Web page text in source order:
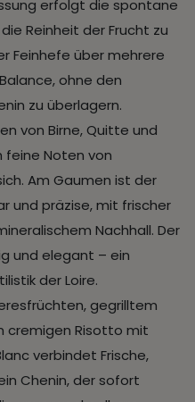
erfolgt die spontane
Reinheit der Frucht zu
Feinhefe über mehrere
ohne den
zu überlagern.
von Birne, Quitte und
feine Noten von
Am Gaumen ist der
und präzise, mit frischer
Nachhall. Der
und elegant – ein
der Loire.
gegrilltem
cremigen Risotto mit
verbindet Frische,
Chenin, der sofort